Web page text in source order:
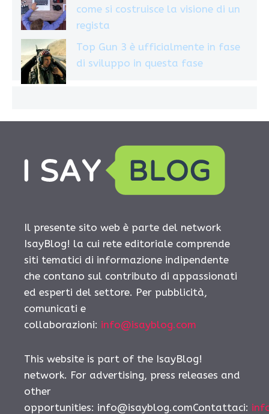
come si costruisce la visione di un
regista
Top Gun 3 è ufficialmente in fase
di sviluppo in questa fase
Il presente sito web è parte del network
IsayBlog! la cui rete editoriale comprende
siti tematici di informazione indipendente
che contano sul contributo di appassionati
ed esperti del settore. Per pubblicità,
comunicati e
collaborazioni: info@isayblog.com
This website is part of the IsayBlog!
network. For advertising, press releases and
other
opportunities: info@isayblog.comContattaci: